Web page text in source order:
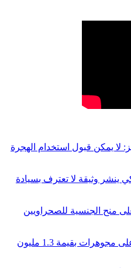
لا يمكن قبول استخدام الهجرة
ينشر وثيقة لا تعترف بسيادة
منح الجنسية للصحراويين
ثاباتيرو يؤكد أمام القضاء حصوله على مجوهرات بقيمة 1.3 مليون